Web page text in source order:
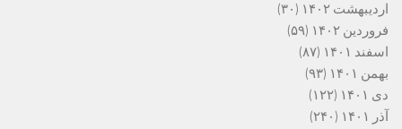
اردیبهشت ۱۴۰۲
(۳۰)
فروردین ۱۴۰۲
(۵۹)
اسفند ۱۴۰۱
(۸۷)
بهمن ۱۴۰۱
(۹۳)
دی ۱۴۰۱
(۱۲۲)
آذر ۱۴۰۱
(۲۴۰)